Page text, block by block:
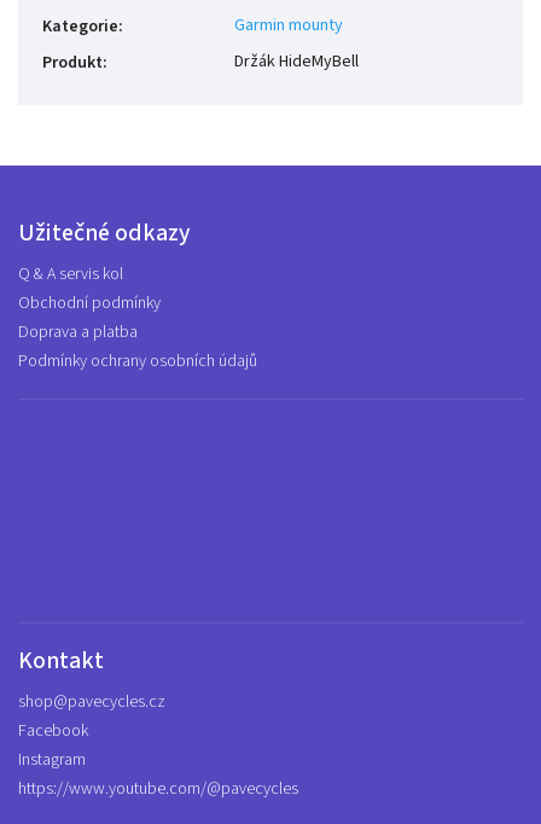
Kategorie:
Garmin mounty
Produkt: Držák HideMyBell
Užitečné odkazy
Q & A servis kol
Obchodní podmínky
Doprava a platba
Podmínky ochrany osobních údajů
Kontakt
shop@pavecycles.cz
Facebook
Instagram
https://www.youtube.com/@pavecycles